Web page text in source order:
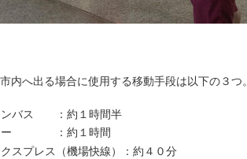
内へ出る場合に使用する移動手段は以下の３つ。
ンバス ：約１時間半
ー ：約１時間
スプレス（機場快線）：約４０分